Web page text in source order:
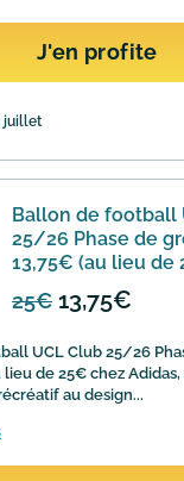
J'en profite
juillet
Ballon de football
25/26 Phase de
13,75€ (au lieu de
25€ 13,75€
UCL Club 25/26
lieu de 25€ chez
au design...